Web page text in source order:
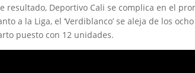
resultado, Deportivo Cali se complica en el
a la Liga, el ‘Verdiblanco’ se aleja de los
puesto con 12 unidades.